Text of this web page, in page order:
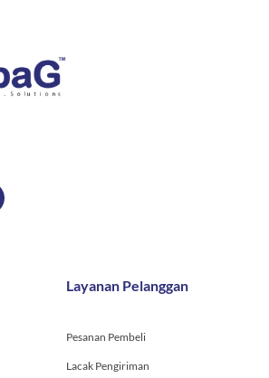
Layanan Pelanggan
Pesanan Pembeli
Lacak Pengiriman